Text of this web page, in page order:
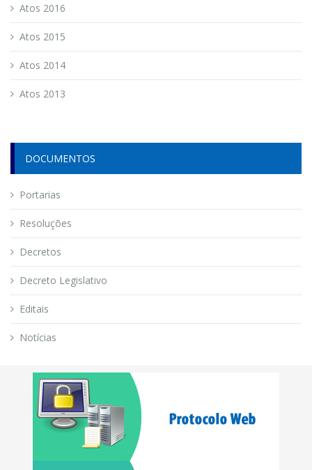
Atos 2016
Atos 2015
Atos 2014
Atos 2013
DOCUMENTOS
Portarias
Resoluções
Decretos
Decreto Legislativo
Editais
Notícias